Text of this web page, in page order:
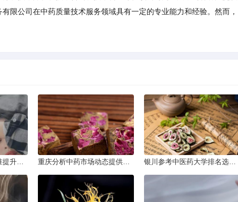
限公司在中药质量技术服务领域具有一定的专业能力和经验。然而，